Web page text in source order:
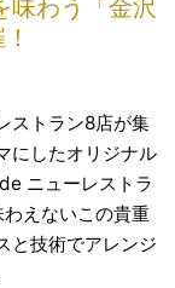
味わう「金沢
ストラン8店が集
にしたオリジナル
ニューレストラ
えないこの貴重
と技術でアレンジ